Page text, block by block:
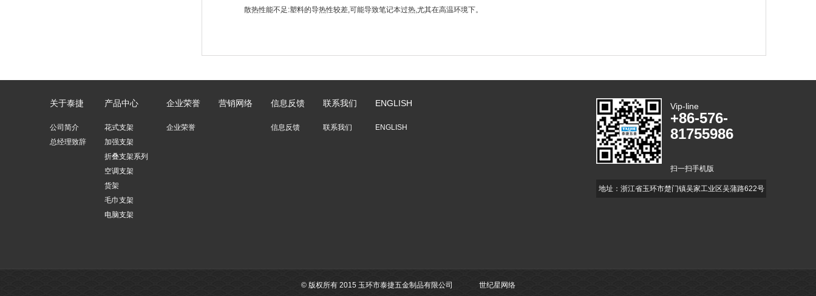
散热性能不足:塑料的导热性较差,可能导致笔记本过热,尤其在高温环境下。
关于泰捷
公司简介
总经理致辞
产品中心
花式支架
加强支架
折叠支架系列
空调支架
货架
毛巾支架
电脑支架
企业荣誉
企业荣誉
营销网络 信息反馈
信息反馈
联系我们
联系我们
ENGLISH
ENGLISH
Vip-line
+86-576-
81755986
扫一扫手机版
地址：浙江省玉环市楚门镇吴家工业区吴蒲路622号
© 版权所有 2015 玉环市泰捷五金制品有限公司 世纪星网络